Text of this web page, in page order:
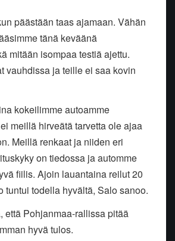
päästään taas ajamaan. Vähän
tänä keväänä
mitään isompaa testiä ajettu.
vauhdissa ja teille ei saa kovin
kokeilimme autoamme
meillä hirveätä tarvetta ole ajaa
Meillä renkaat ja niiden eri
on tiedossa ja automme
fiilis. Ajoin lauantaina reilut 20
tuntui todella hyvältä, Salo sanoo.
että Pohjanmaa-rallissa pitää
hyvätulos.